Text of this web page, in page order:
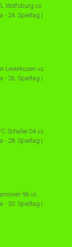
Wolfsburg vs.
- 24. Spieltag |
Leverkusen vs.
- 26. Spieltag |
Schalke 04 vs.
- 28. Spieltag |
96 vs.
- 30. Spieltag |